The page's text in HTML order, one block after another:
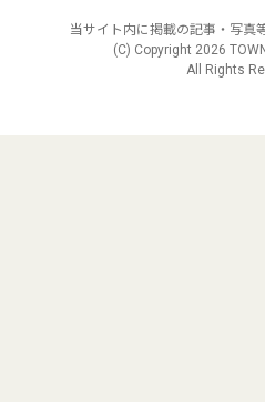
当サイト内に掲載の記事・写真
(C) Copyright 2026
All Rights